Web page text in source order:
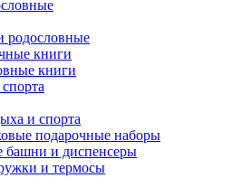
родословные
книги
книги
и спорта
подарочные наборы
и диспенсеры
и термосы